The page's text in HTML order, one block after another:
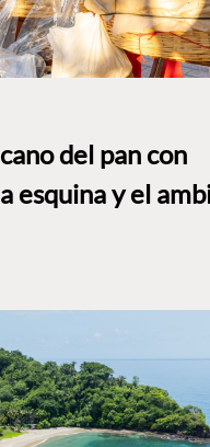
del pan con
esquina y el